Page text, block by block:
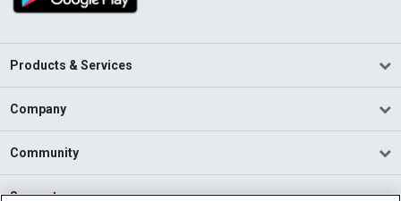
Products & Services
Company
Community
Support